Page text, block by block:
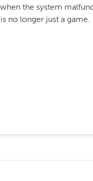
the system
no longer just a game.